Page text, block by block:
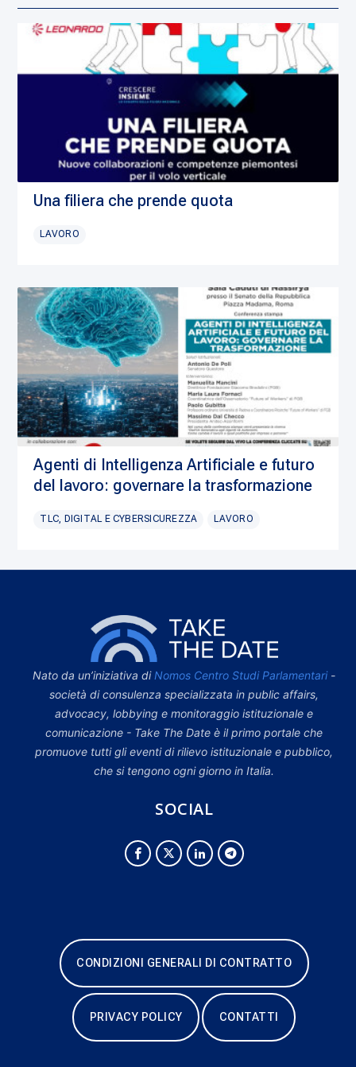
Una filiera che prende quota
LAVORO
Agenti di Intelligenza Artificiale e futuro
del lavoro: governare la trasformazione
TLC, DIGITAL E CYBERSICUREZZA LAVORO
Nato da un’iniziativa di Nomos Centro Studi Parlamentari-
società di consulenza specializzata in public affairs,
advocacy, lobbying e monitoraggio istituzionale e
comunicazione - Take The Date è il primo portale che
promuove tutti gli eventi di rilievo istituzionale e pubblico,
che si tengono ogni giorno in Italia.
SOCIAL
CONDIZIONI GENERALI DI CONTRATTO
PRIVACY POLICY CONTATTI